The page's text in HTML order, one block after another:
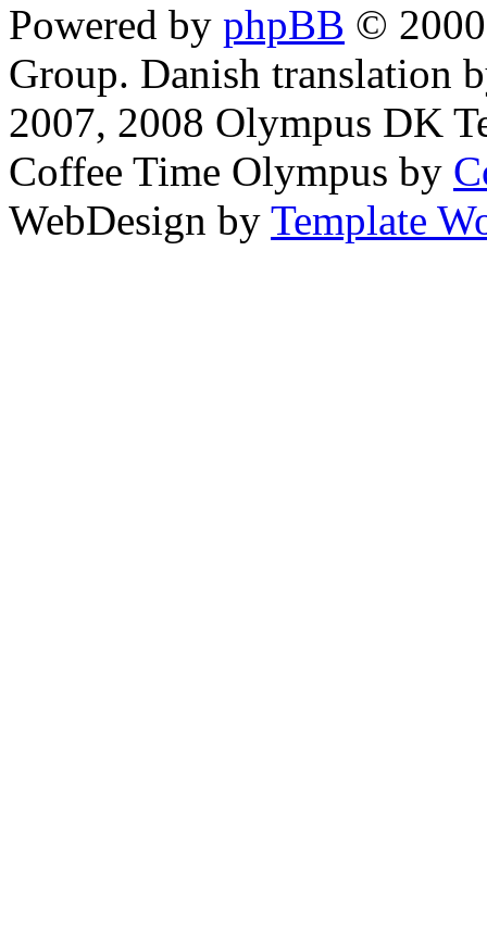
Powered by phpBB ©
Group. Danish translation
2007, 2008 Olympus DK
Coffee Time Olympus by
WebDesign by Template